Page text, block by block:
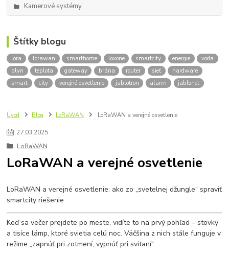
Kamerové systémy
Štítky blogu
lora lorawan smarthome loxone smartcity energie
voda
plyn
teplota gateway brána router sieť
hardware
smart
city verejné osvetlenie jablotron alarm jablonet
Úvod Blog LoRaWAN LoRaWAN a verejné osvetlenie
27.03.2025
LoRaWAN
LoRaWAN a verejné osvetlenie
LoRaWAN a verejné osvetlenie: ako zo „svetelnej džungle“ spraviť
smartcity riešenie
Keď sa večer prejdete po meste, vidíte to na prvý pohľad – stovky
a tisíce lámp, ktoré svietia celú noc. Väčšina z nich stále funguje v
režime „zapnúť pri zotmení, vypnúť pri svitaní“.